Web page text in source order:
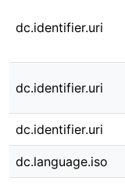
dc.identifier.uri
dc.identifier.uri
dc.identifier.uri
dc.language.iso